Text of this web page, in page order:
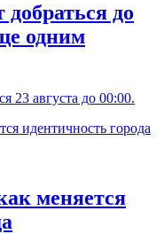
до
одним
23 августа до 00:00.
меняется